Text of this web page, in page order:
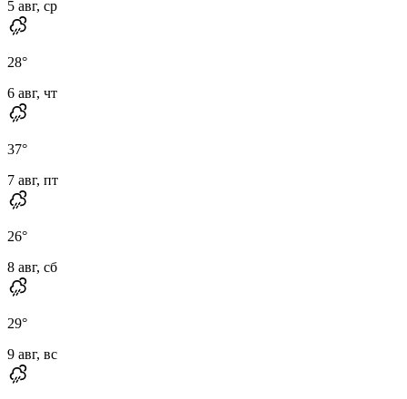
5 авг, ср
28°
6 авг, чт
37°
7 авг, пт
26°
8 авг, сб
29°
9 авг, вс